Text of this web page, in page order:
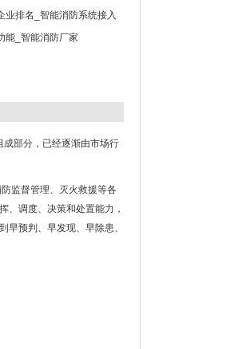
业排名_智能消防系统接入
能_智能消防厂家
成部分，已经逐渐由市场行
监督管理、灭火救援等各
、调度、决策和处置能力，
预判、早发现、早除患、